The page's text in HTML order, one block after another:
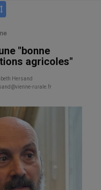
"bonne
agricoles"
Hersand
rurale.fr